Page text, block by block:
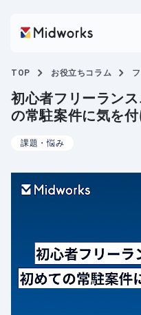
TOP お役立ちコラム
初心者フリーラン
の常駐案件に気を
課題・悩み